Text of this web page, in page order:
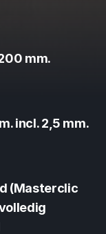
mm.
incl. 2,5 mm.
(Masterclic